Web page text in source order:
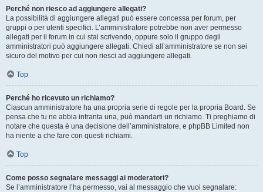
Perché non riesco ad aggiungere allegati?
La possibilità di aggiungere allegati può essere concessa per forum, per
gruppi o per utenti specifici. L’amministratore potrebbe non aver permesso
allegati per il forum in cui stai scrivendo, oppure solo il gruppo degli
amministratori può aggiungere allegati. Chiedi all’amministratore se non sei
sicuro del motivo per cui non riesci ad aggiungere allegati.
Top
Perché ho ricevuto un richiamo?
Ciascun amministratore ha una propria serie di regole per la propria Board. Se
pensa che tu ne abbia infranta una, può mandarti un richiamo. Ti preghiamo di
notare che questa è una decisione dell’amministratore, e phpBB Limited non
ha niente a che fare con questi richiami.
Top
Come posso segnalare messaggi ai moderatori?
Se l’amministratore l’ha permesso, vai al messaggio che vuoi segnalare: